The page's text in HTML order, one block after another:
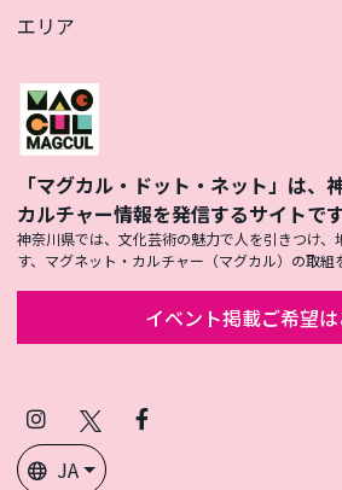
エリア
「マグカル・ドット・ネット」は、
カルチャー情報を発信するサイトです
神奈川県では、文化芸術の魅力で人を引きつけ、
す、マグネット・カルチャー（マグカル）の取組
イベント掲載ご希望
Instagram
(Twitter)
Facebook
JA